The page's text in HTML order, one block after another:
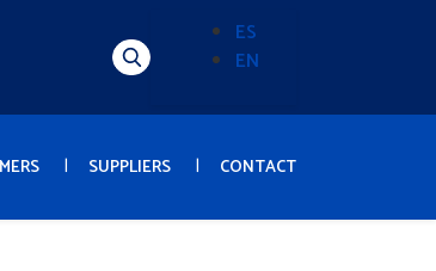
Alternador
(Content)
ES
EN
SUPPLIERS CONTACT